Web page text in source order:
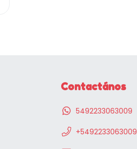
Contactános
5492233063009
+5492233063009